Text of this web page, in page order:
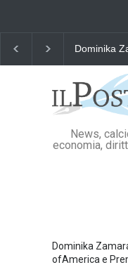
Dominika
News,
economia,
Dominika
ofAmerica e